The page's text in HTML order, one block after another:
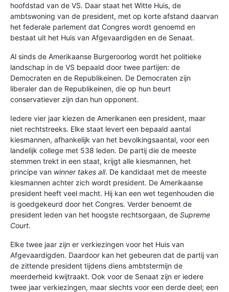
hoofdstad van de VS. Daar staat het Witte Huis, de
ambtswoning van de president, met op korte afstand daarvan
het federale parlement dat Congres wordt genoemd en
bestaat uit het Huis van Afgevaardigden en de Senaat.
Al sinds de Amerikaanse Burgeroorlog wordt het politieke
landschap in de VS bepaald door twee partijen: de
Democraten en de Republikeinen. De Democraten zijn
liberaler dan de Republikeinen, die op hun beurt
conservatiever zijn dan hun opponent.
Iedere vier jaar kiezen de Amerikanen een president, maar
niet rechtstreeks. Elke staat levert een bepaald aantal
kiesmannen, afhankelijk van het bevolkingsaantal, voor een
landelijk college met 538 leden. De partij die de meeste
stemmen trekt in een staat, krijgt alle kiesmannen, het
principe van winner takes all. De kandidaat met de meeste
kiesmannen achter zich wordt president. De Amerikaanse
president heeft veel macht. Hij kan een wet tegenhouden die
is goedgekeurd door het Congres. Verder benoemt de
president leden van het hoogste rechtsorgaan, de Supreme
Court.
Elke twee jaar zijn er verkiezingen voor het Huis van
Afgevaardigden. Daardoor kan het gebeuren dat de partij van
de zittende president tijdens diens ambtstermijn de
meerderheid kwijtraakt. Ook voor de Senaat zijn er iedere
twee jaar verkiezingen, maar slechts voor een derde deel; een